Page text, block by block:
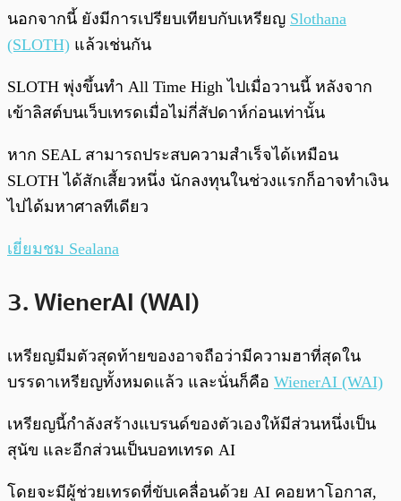
นอกจากนี้ ยังมีการเปรียบเทียบกับเหรียญ Slothana
(SLOTH) แล้วเช่นกัน
SLOTH พุ่งขึ้นทำ All Time High ไปเมื่อวานนี้ หลังจาก
เข้าลิสต์บนเว็บเทรดเมื่อไม่กี่สัปดาห์ก่อนเท่านั้น
หาก SEAL สามารถประสบความสำเร็จได้เหมือน
SLOTH ได้สักเสี้ยวหนึ่ง นักลงทุนในช่วงแรกก็อาจทำเงิน
ไปได้มหาศาลทีเดียว
เยี่ยมชม Sealana
3. WienerAI (WAI)
เหรียญมีมตัวสุดท้ายของอาจถือว่ามีความฮาที่สุดใน
บรรดาเหรียญทั้งหมดแล้ว และนั่นก็คือ WienerAI (WAI)
เหรียญนี้กำลังสร้างแบรนด์ของตัวเองให้มีส่วนหนึ่งเป็น
สุนัข และอีกส่วนเป็นบอทเทรด AI
โดยจะมีผู้ช่วยเทรดที่ขับเคลื่อนด้วย AI คอยหาโอกาส,